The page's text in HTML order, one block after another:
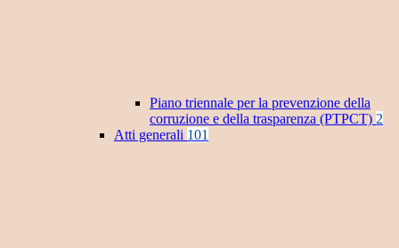
Piano triennale per la prevenzione della
corruzione e della trasparenza (PTPCT) 2
Atti generali 101